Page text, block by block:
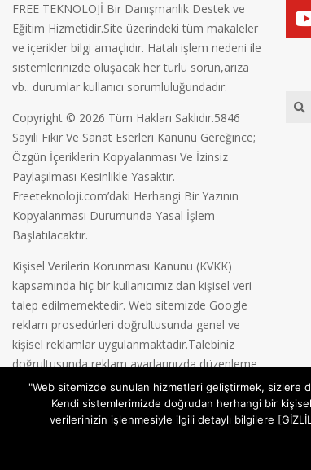
FREE TEKNOLOJİ Bir Danışmanlık Destek ve
Eğitim Hizmetidir.Site üzerindeki tüm makaleler
ve içerikler bilgi amaçlıdır. Hatalı işlem nedeni ile
sistemlerinizde oluşacak her türlü sorun,arıza
vb.. durumlar kullanıcı sorumluluğundadır.
Copyright © 2026 Tüm Hakları Saklıdır.5846
Sayılı Fikir Ve Sanat Eserleri Kanunu Gereğince;
Özgün İçeriklerin Kopyalanması Ve İzinsiz
Paylaşılması Kesinlikle Yasaktır.
Freeteknoloji.com’daki Herhangi Bir Yazının
Kopyalanması Durumunda Yasal İşlem
Başlatılacaktır.
Kişisel Verilerin Korunması Kanunu (KVKK)
kapsamında hiç bir kullanıcımız dan kişisel veri
talep edilmemektedir. Web sitemizde Google
reklam prosedürleri doğrultusunda genel ve
kişisel reklamlar uygulanmaktadır.Talebiniz
doğrultusunda reklam ayarlarınızda düzenleme
yapabilirsiniz.Gizlilik Politikamız
"Web sitemizde sunulan hizmetleri geliştirmek, sizlere
Kendi sistemlerimizde doğrudan herhangi bir
verilerinizin işlenmesiyle ilgili detaylı bilgilere